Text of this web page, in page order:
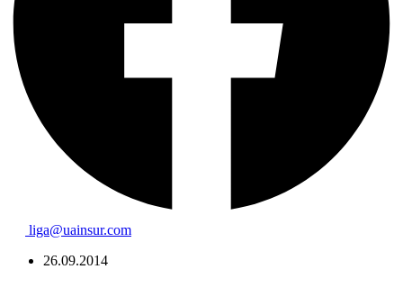
liga@uainsur.com
26.09.2014